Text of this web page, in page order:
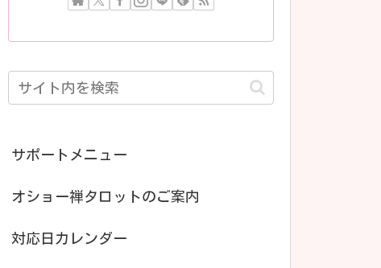
サポートメニュー
オショー禅タロットのご案内
対応日カレンダー